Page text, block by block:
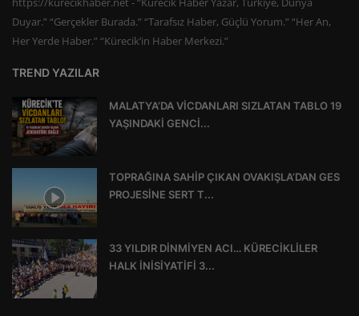
Duyar.” “Gerçekler Burada.” “Tarafsız Haber, Güçlü Yorum.” “Her An,
Her Yerde Haber.” “Kürecik’in Haber Merkezi.”
TREND YAZILAR
MALATYA’DA VİCDANLARI SIZLATAN TABLO 19
YAŞINDAKİ GENCİ...
TOPRAĞINA SAHİP ÇIKAN OVAKIŞLA’DAN GES
PROJESİNE SERT T...
33 YILDIR DİNMİYEN ACI… KÜRECİKLİLER
HALK İNİSİYATİFİ 3...